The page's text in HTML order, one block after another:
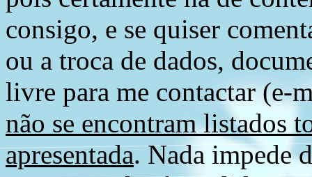
consigo, e se quiser
ou a troca de dados,
livre para me contactar (e-
não se encontram listados
apresentada. Nada impede